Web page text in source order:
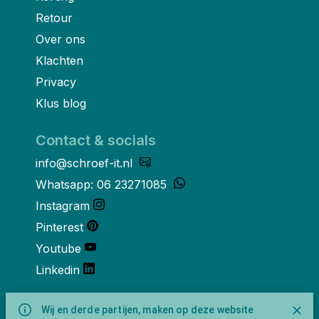
Wij en derde partijen, maken op deze website
Retour
Over ons
Klachten
Privacy
Klus blog
Contact & socials
info@schroef-it.nl
Whatsapp: 06 23271085
Instagram
Pinterest
Youtube
Linkedin
Over ons